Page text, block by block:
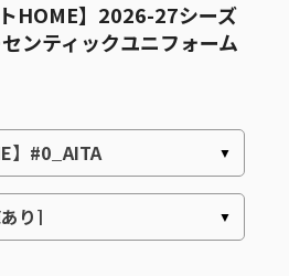
トHOME】2026-27シーズ
ンティックユニフォーム